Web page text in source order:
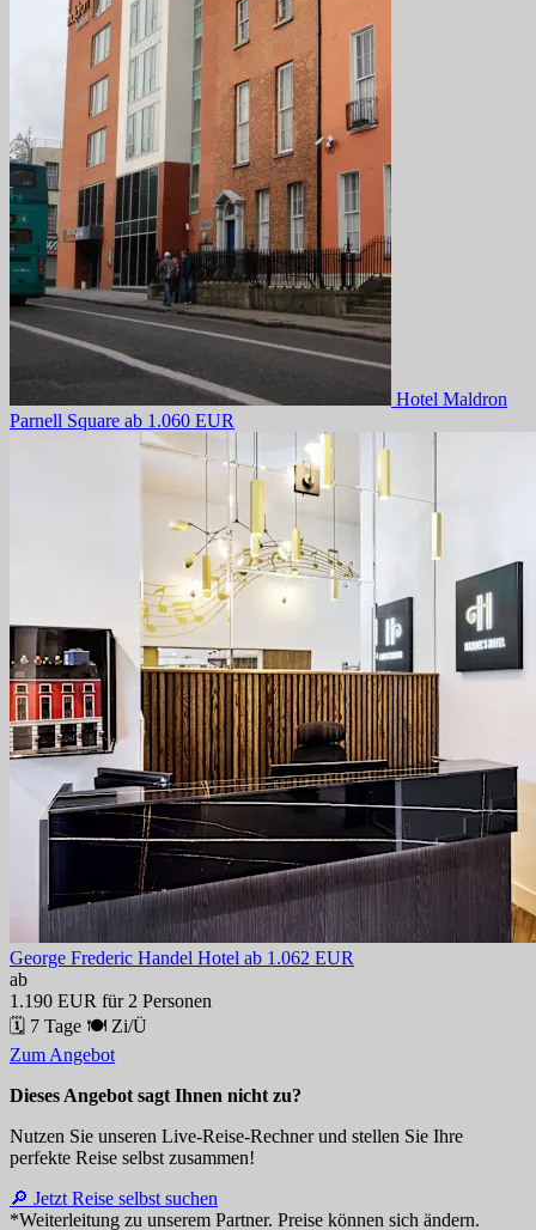
Hotel Maldron
Parnell Square ab 1.060 EUR
George Frederic Handel Hotel ab 1.062 EUR
ab
1.190 EUR für 2 Personen
🗓 7 Tage 🍽 Zi/Ü
Zum Angebot
Dieses Angebot sagt Ihnen nicht zu?
Nutzen Sie unseren Live-Reise-Rechner und stellen Sie Ihre
perfekte Reise selbst zusammen!
🔎 Jetzt Reise selbst suchen
*Weiterleitung zu unserem Partner. Preise können sich ändern.